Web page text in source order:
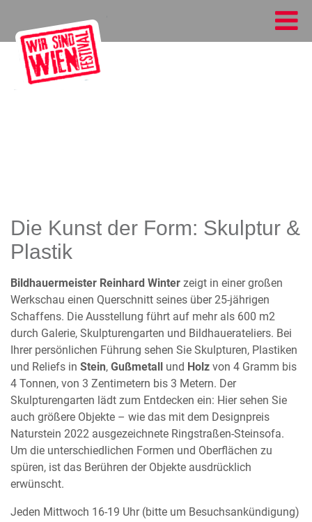
Die Kunst der Form: Skulptur &
Plastik
Bildhauermeister Reinhard Winter zeigt in einer großen
Werkschau einen Querschnitt seines über 25-jährigen
Schaffens. Die Ausstellung führt auf mehr als 600 m2
durch Galerie, Skulpturengarten und Bildhauerateliers. Bei
Ihrer persönlichen Führung sehen Sie Skulpturen, Plastiken
und Reliefs in Stein, Gußmetall und Holz von 4 Gramm bis
4 Tonnen, von 3 Zentimetern bis 3 Metern. Der
Skulpturengarten lädt zum Entdecken ein: Hier sehen Sie
auch größere Objekte – wie das mit dem Designpreis
Naturstein 2022 ausgezeichnete Ringstraßen-Steinsofa.
Um die unterschiedlichen Formen und Oberflächen zu
spüren, ist das Berühren der Objekte ausdrücklich
erwünscht.
Jeden Mittwoch 16-19 Uhr (bitte um Besuchsankündigung)